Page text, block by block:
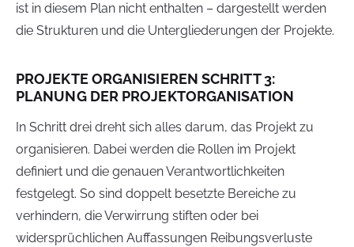
ist in diesem Plan nicht enthalten – dargestellt werden
die Strukturen und die Untergliederungen der Projekte.
PROJEKTE ORGANISIEREN SCHRITT 3:
PLANUNG DER PROJEKTORGANISATION
In Schritt drei dreht sich alles darum, das Projekt zu
organisieren. Dabei werden die Rollen im Projekt
definiert und die genauen Verantwortlichkeiten
festgelegt. So sind doppelt besetzte Bereiche zu
verhindern, die Verwirrung stiften oder bei
widersprüchlichen Auffassungen Reibungsverluste